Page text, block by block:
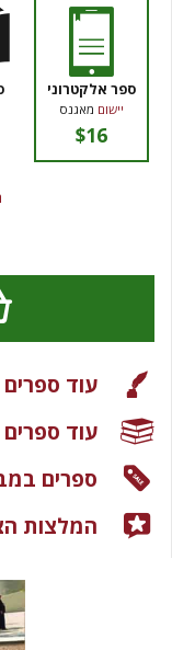
ספר אלקטרוני
יישום מאגנס
$16
עוד
עוד
ספרים
המלצות